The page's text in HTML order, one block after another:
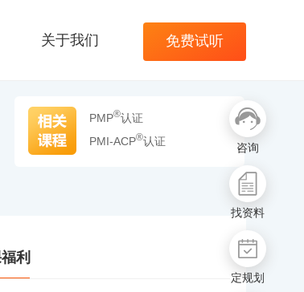
咨询
找资料
定规划
关于我们 免费试听
PMP®认证
PMI-ACP®认证
利